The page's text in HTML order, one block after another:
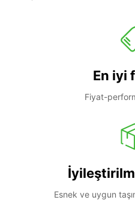
En iyi
Fiyat-
Esnek ve uygun